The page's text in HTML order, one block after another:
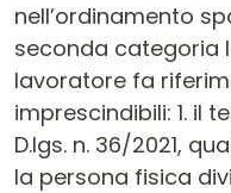
nell’ordinamento
seconda categoria
lavoratore fa
imprescindibili: 1. il
D.lgs. n. 36/2021,
la persona fisica